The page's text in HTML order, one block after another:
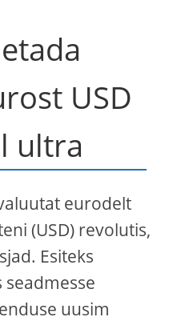
USD
ultra
eurodelt
(USD) revolutis,
Esiteks
seadmesse
uusim